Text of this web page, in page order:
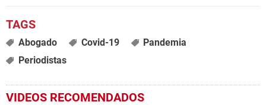
Abogado Covid-19
Pandemia
Periodistas
VIDEOS RECOMENDADOS